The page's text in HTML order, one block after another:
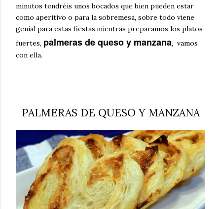
minutos tendréis unos bocados que bien pueden estar
como aperitivo o para la sobremesa, sobre todo viene
genial para estas fiestas,mientras preparamos los platos
fuertes, palmeras de queso y manzana, vamos
con ella.
PALMERAS DE QUESO Y MANZANA